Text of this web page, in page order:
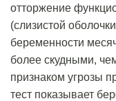
отторжение
(слизистой
беременности
более скудными,
признаком угрозы
тест показывает